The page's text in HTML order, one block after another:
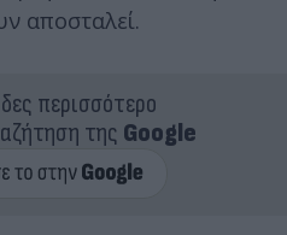
αποσταλεί.
περισσότερο
της Google